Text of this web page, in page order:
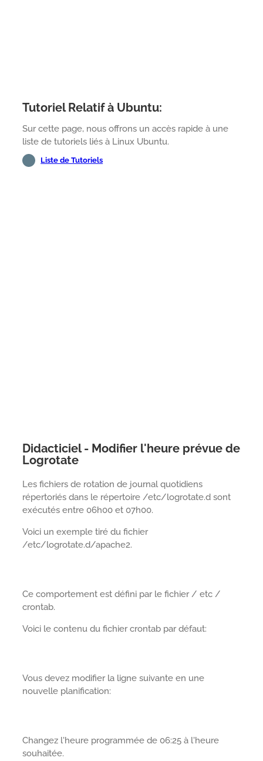
Tutoriel Relatif à Ubuntu:
Sur cette page, nous offrons un accès rapide à une
liste de tutoriels liés à Linux Ubuntu.
Liste de Tutoriels
Didacticiel - Modifier l'heure prévue de
Logrotate
Les fichiers de rotation de journal quotidiens
répertoriés dans le répertoire /etc/logrotate.d sont
exécutés entre 06h00 et 07h00.
Voici un exemple tiré du fichier
/etc/logrotate.d/apache2.
Ce comportement est défini par le fichier / etc /
crontab.
Voici le contenu du fichier crontab par défaut:
Vous devez modifier la ligne suivante en une
nouvelle planification:
Changez l'heure programmée de 06:25 à l'heure
souhaitée.